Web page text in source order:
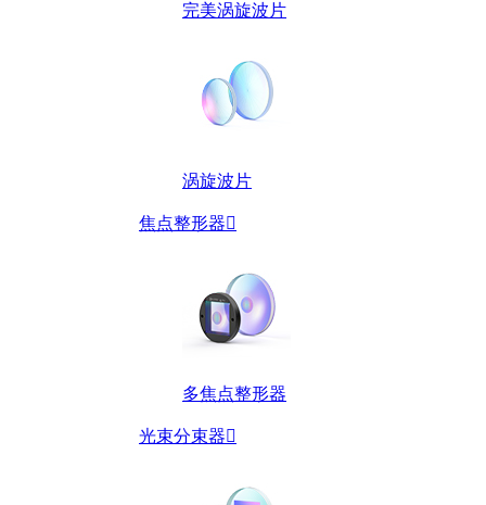
完美涡旋波片
涡旋波片
焦点整形器
多焦点整形器
光束分束器